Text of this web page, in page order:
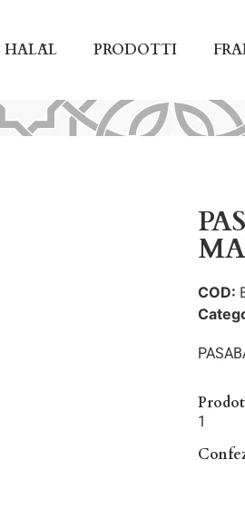
HALĀL PRODOTTI
COD:
1